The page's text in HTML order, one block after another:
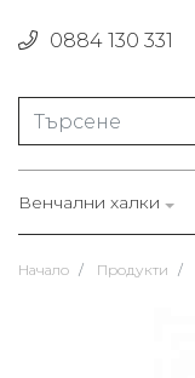
0884 130 331
Венчални халки
Начало Продукти